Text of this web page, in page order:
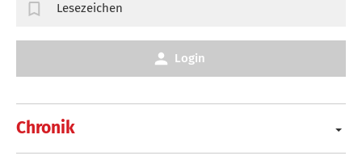
Chronik
Lesezeichen
Login